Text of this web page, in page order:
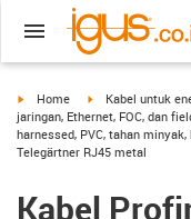
igus-icon-arrow-right
Home igus-icon-arrow-
Kabel untuk
jaringan, Ethernet, FOC, dan
harnessed, PVC, tahan
Telegärtner RJ45 metal
Kabel